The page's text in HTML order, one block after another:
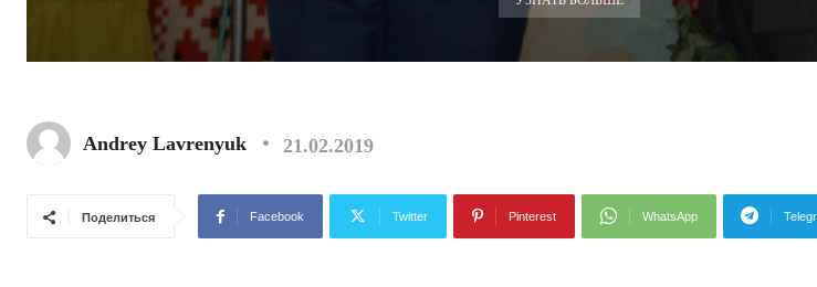
Andrey Lavrenyuk 21.02.2019
Поделиться Facebook Twitter Pinterest WhatsApp